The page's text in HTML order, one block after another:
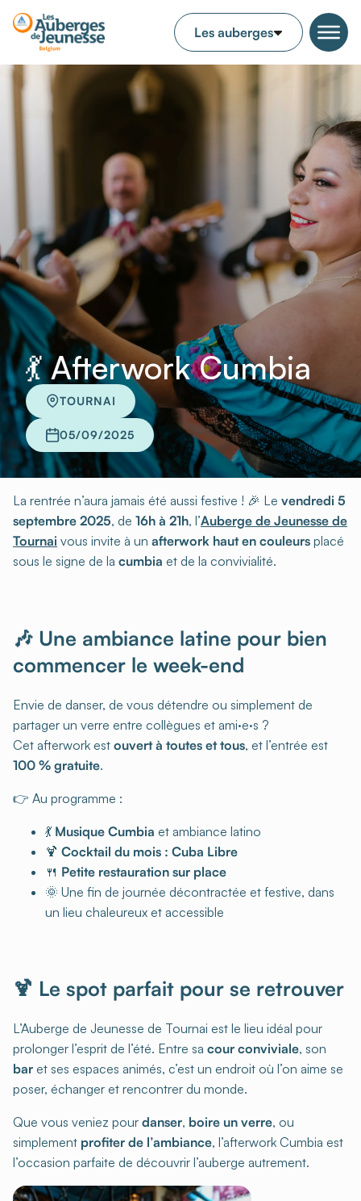
💃 Afterwork Cumbia
TOURNAI
05/09/2025
La rentrée n’aura jamais été aussi festive ! 🎉 Le vendredi 5
septembre 2025, de 16h à 21h, l’Auberge de Jeunesse de
Tournai vous invite à un afterwork haut en couleurs placé
sous le signe de la cumbia et de la convivialité.
🎶 Une ambiance latine pour bien
commencer le week-end
Envie de danser, de vous détendre ou simplement de
partager un verre entre collègues et ami·e·s ?
Cet afterwork est ouvert à toutes et tous, et l’entrée est
100 % gratuite.
👉 Au programme :
💃 Musique Cumbia et ambiance latino
🍹 Cocktail du mois : Cuba Libre
🍴 Petite restauration sur place
🌞 Une fin de journée décontractée et festive, dans
un lieu chaleureux et accessible
🍹 Le spot parfait pour se retrouver
L’Auberge de Jeunesse de Tournai est le lieu idéal pour
prolonger l’esprit de l’été. Entre sa cour conviviale, son
bar et ses espaces animés, c’est un endroit où l’on aime se
poser, échanger et rencontrer du monde.
Que vous veniez pour danser, boire un verre, ou
simplement profiter de l’ambiance, l’afterwork Cumbia est
l’occasion parfaite de découvrir l’auberge autrement.